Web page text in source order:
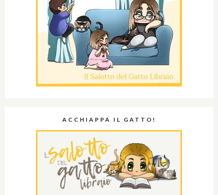
ACCHIAPPA IL GATTO!